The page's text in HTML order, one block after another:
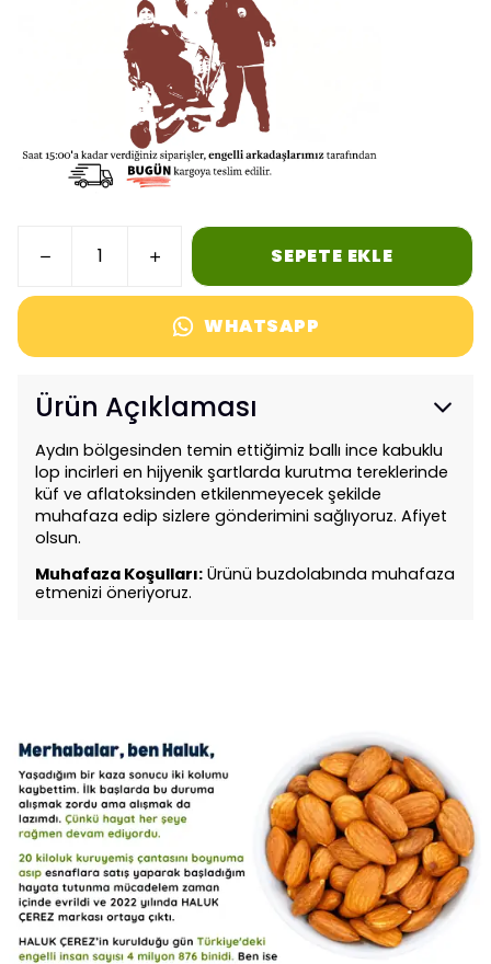
SEPETE EKLE
WHATSAPP
Ürün Açıklaması
Aydın bölgesinden temin ettiğimiz ballı ince kabuklu
lop incirleri en hijyenik şartlarda kurutma tereklerinde
küf ve aflatoksinden etkilenmeyecek şekilde
muhafaza edip sizlere gönderimini sağlıyoruz. Afiyet
olsun.
Muhafaza Koşulları: Ürünü buzdolabında muhafaza
etmenizi öneriyoruz.